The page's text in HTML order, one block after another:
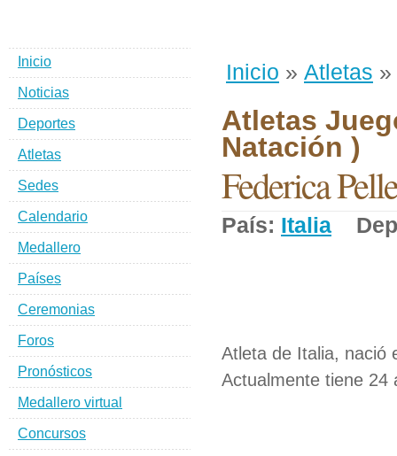
Inicio » Atletas »
Atletas
Natación )
Federica
País: Italia
Atleta de Italia, nació
Actualmente tiene 24
Inicio
Noticias
Deportes
Atletas
Sedes
Calendario
Medallero
Países
Ceremonias
Foros
Pronósticos
Medallero virtual
Concursos